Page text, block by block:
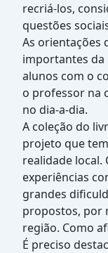
recriá-los,
questões
As orientações
importantes da
alunos com o
o professor na
no dia-a-dia.
A coleção do
projeto que
realidade local.
experiências
grandes
propostos, por
região. Como
É preciso